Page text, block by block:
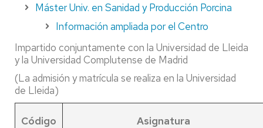
Máster Univ. en Sanidad y Producción Porcina
Información ampliada por el Centro
Impartido conjuntamente con la Universidad de Lleida
y la Universidad Complutense de Madrid
(La admisión y matrícula se realiza en la Universidad
de Lleida)
Código Asignatura